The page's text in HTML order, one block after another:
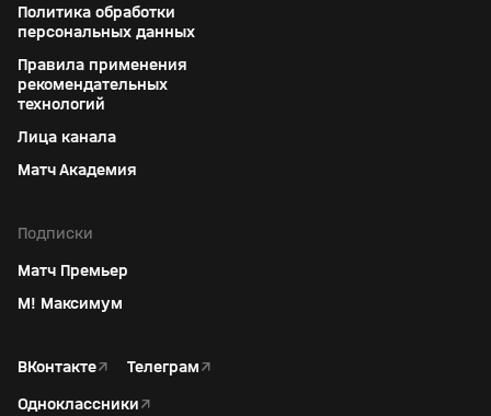
Политика обработки
персональных данных
Правила применения
рекомендательных
технологий
Лица канала
Матч Академия
Подписки
Матч Премьер
М! Максимум
ВКонтакте↗ Телеграм↗
Одноклассники↗